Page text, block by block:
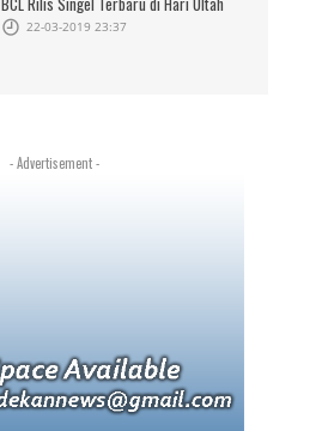
22-03-2019 23:37
- Advertisement -